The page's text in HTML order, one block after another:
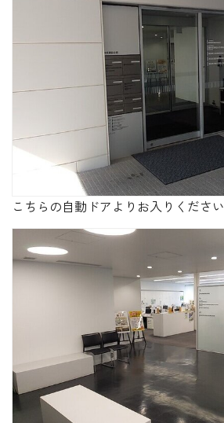
こちらの自動ドアよりお入りください